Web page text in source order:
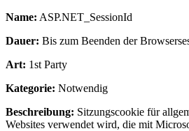
Name: ASP.NET_SessionId
Dauer: Bis zum Beenden der
Art: 1st Party
Kategorie: Notwendig
Beschreibung: Sitzungscookie für
Websites verwendet wird, die mit